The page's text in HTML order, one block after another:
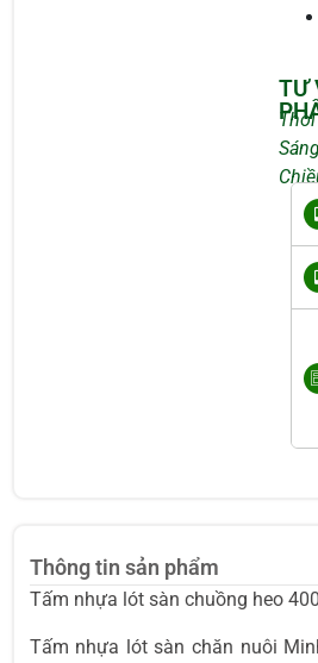
TƯ
Thông tin sản phẩm
Tấm nhựa lót sàn chuồng heo
Tấm nhựa lót sàn chăn nuôi